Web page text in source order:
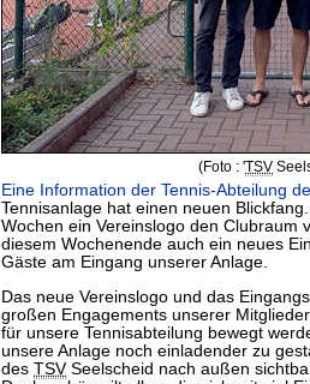
(Foto : 'TSV
Eine Information der Tennis-Abteilung
Tennisanlage hat einen neuen
Wochen ein Vereinslogo den Clubraum
diesem Wochenende auch ein neues
Gäste am Eingang unserer Anlage.
Das neue Vereinslogo und das
großen Engagements unserer
für unsere Tennisabteilung bewegt
unsere Anlage noch einladender zu
des TSVSeelscheid nach außen